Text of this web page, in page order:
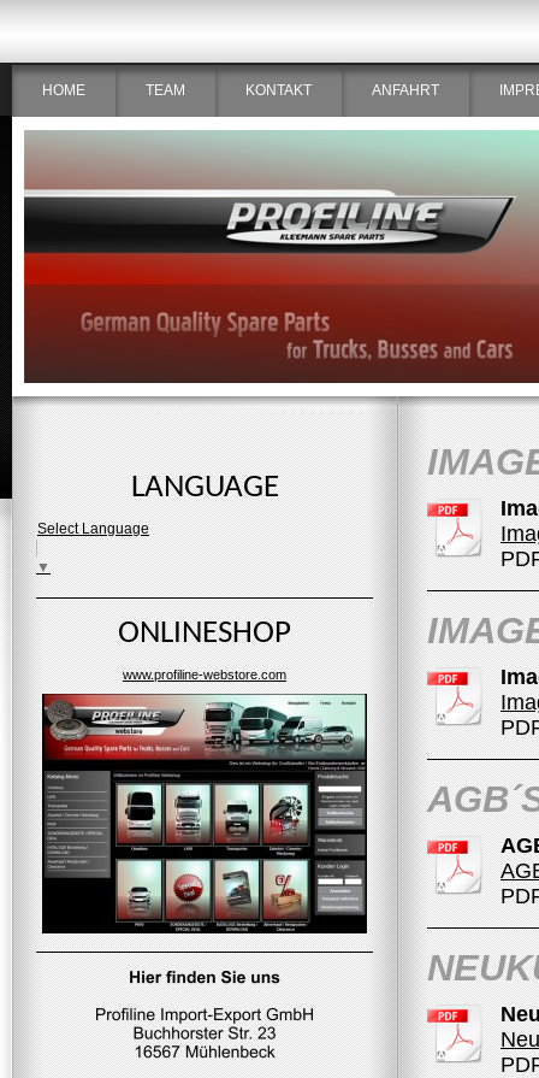
HOME TEAM KONTAKT ANFAHRT
LANGUAGE
Select Language
▼
ONLINESHOP
www.profiline-webstore.com